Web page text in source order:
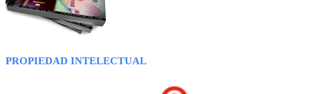
PROPIEDAD INTELECTUAL